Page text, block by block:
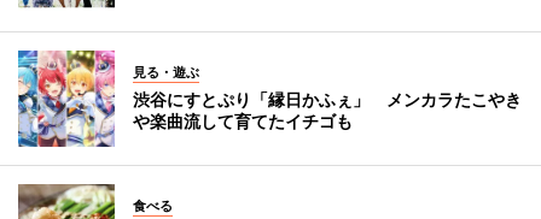
見る・遊ぶ
渋谷にすとぷり「縁日かふぇ」 メンカラたこやき
や楽曲流して育てたイチゴも
食べる